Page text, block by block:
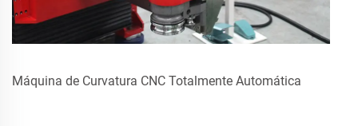
Máquina de Curvatura CNC Totalmente Automática